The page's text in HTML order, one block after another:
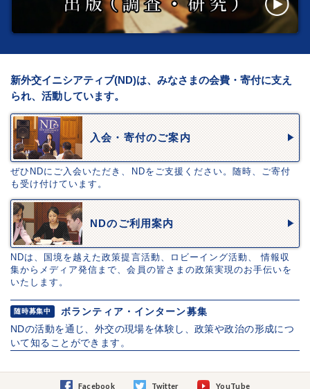
新外交イニシアティブ(ND)は、みなさまの会費・寄付に支え
られ、活動しています。
入会・寄付のご案内
ぜひNDにご入会いただき、NDをご支援ください。随時、ご寄付
も受け付けています。
NDのご利用案内
NDは、国境を越えた政策提言活動、ロビーイング活動、 情報収
集からメディア発信まで、会員の皆さまの政策実現のお手伝いを
いたします。
随時募集中
ボランティア・インターン募集
NDの活動を通じ、外交の現場を体験し、政策や政治の形成につ
いて知ることができます。
Facebook Twitter YouTube